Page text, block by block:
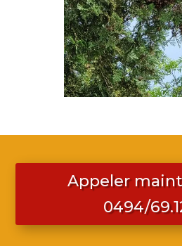
Appeler
0494/